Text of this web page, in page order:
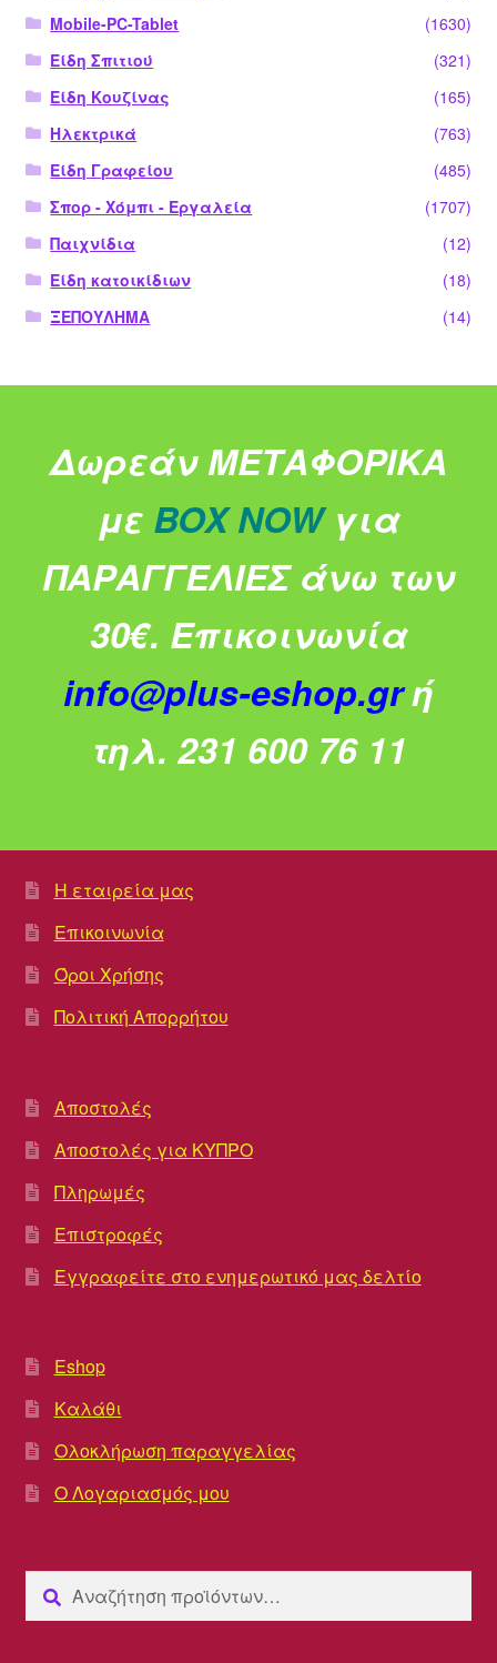
Mobile-PC-Tablet
(1630)
Είδη Σπιτιού
(321)
Είδη Κουζίνας
(165)
Ηλεκτρικά
(763)
Είδη Γραφείου
(485)
Σπορ - Χόμπι - Εργαλεία
(1707)
Παιχνίδια
(12)
Είδη κατοικίδιων
(18)
ΞΕΠΟΥΛΗΜΑ
(14)
Δωρεάν ΜΕΤΑΦΟΡΙΚΑ
με BOX NOW για
ΠΑΡΑΓΓΕΛΙΕΣ άνω των
30€. Επικοινωνία
info@plus-eshop.grή
τηλ. 231 600 76 11
Η εταιρεία μας
Επικοινωνία
Όροι Χρήσης
Πολιτική Απορρήτου
Αποστολές
Αποστολές για ΚΥΠΡΟ
Πληρωμές
Επιστροφές
Εγγραφείτε στο ενημερωτικό μας δελτίο
Eshop
Καλάθι
Ολοκλήρωση παραγγελίας
Ο Λογαριασμός μου
Αναζήτηση
για:
Αναζήτηση